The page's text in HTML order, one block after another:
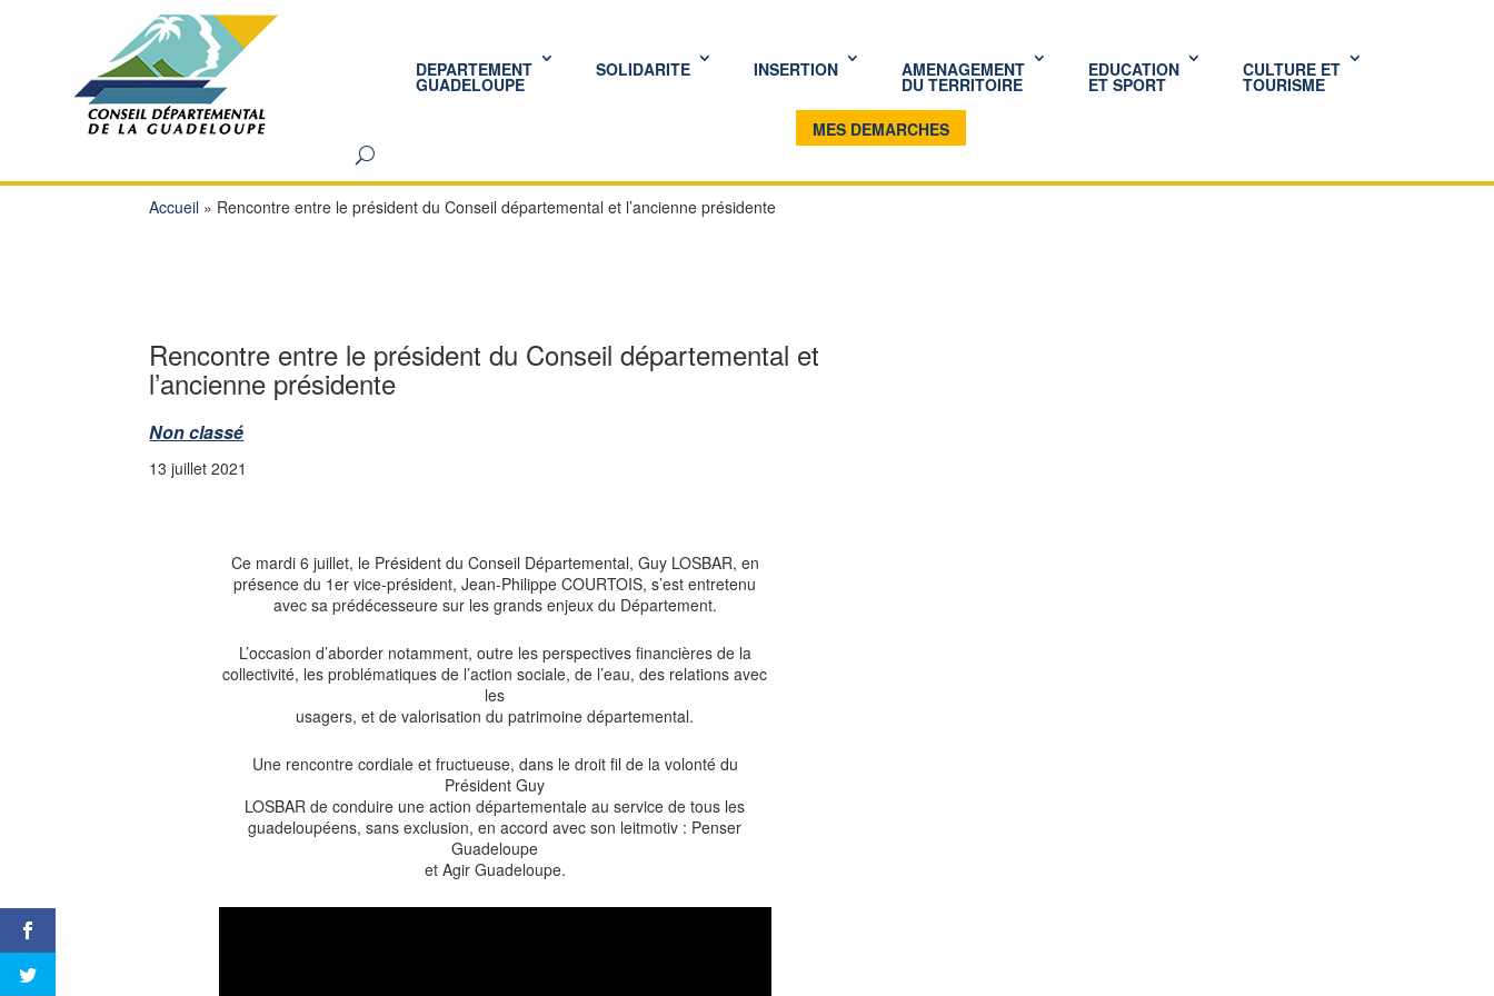
DEPARTEMENT
GUADELOUPE
SOLIDARITE INSERTION AMENAGEMENT
DU TERRITOIRE
EDUCATION
ET SPORT
CULTURE ET
TOURISME
MES DEMARCHES
Accueil » Rencontre entre le président du Conseil départemental et l’ancienne présidente
Rencontre entre le président du Conseil départemental et
l’ancienne présidente
Non classé
13 juillet 2021
Ce mardi 6 juillet, le Président du Conseil Départemental, Guy LOSBAR, en
présence du 1er vice-président, Jean-Philippe COURTOIS, s’est entretenu
avec sa prédécesseure sur les grands enjeux du Département.
L’occasion d’aborder notamment, outre les perspectives financières de la
collectivité, les problématiques de l’action sociale, de l’eau, des relations avec
les
usagers, et de valorisation du patrimoine départemental.
Une rencontre cordiale et fructueuse, dans le droit fil de la volonté du
Président Guy
LOSBAR de conduire une action départementale au service de tous les
guadeloupéens, sans exclusion, en accord avec son leitmotiv : Penser
Guadeloupe
et Agir Guadeloupe.